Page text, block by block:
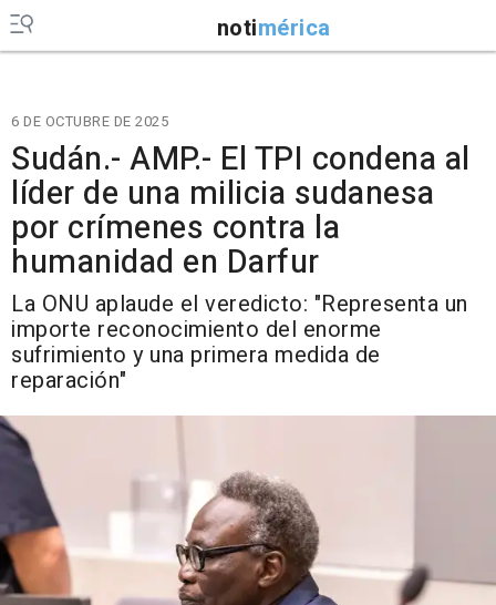
notimérica
6 DE OCTUBRE DE 2025
Sudán.- AMP.- El TPI condena al
líder de una milicia sudanesa
por crímenes contra la
humanidad en Darfur
La ONU aplaude el veredicto: "Representa un
importe reconocimiento del enorme
sufrimiento y una primera medida de
reparación"